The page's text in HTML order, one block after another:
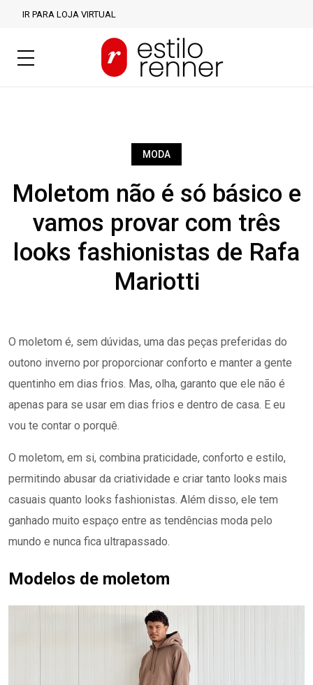
IR PARA LOJA VIRTUAL
MODA
Moletom não é só básico e
vamos provar com três
looks fashionistas de Rafa
Mariotti
O moletom é, sem dúvidas, uma das peças preferidas do
outono inverno por proporcionar conforto e manter a gente
quentinho em dias frios. Mas, olha, garanto que ele não é
apenas para se usar em dias frios e dentro de casa. E eu
vou te contar o porquê.
O moletom, em si, combina praticidade, conforto e estilo,
permitindo abusar da criatividade e criar tanto looks mais
casuais quanto looks fashionistas. Além disso, ele tem
ganhado muito espaço entre as tendências moda pelo
mundo e nunca fica ultrapassado.
Modelos de moletom